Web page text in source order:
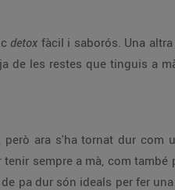
detox fàcil i saborós. Una
de les restes que tinguis a
ara s'ha tornat dur com
sempre a mà, com també
pa dur són ideals per fer